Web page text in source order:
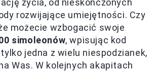
rozwijające umiejętności. Czy
możecie wzbogacić swoje
simoleonów, wpisując kod
jedna z wielu niespodzianek,
Was. W kolejnych akapitach